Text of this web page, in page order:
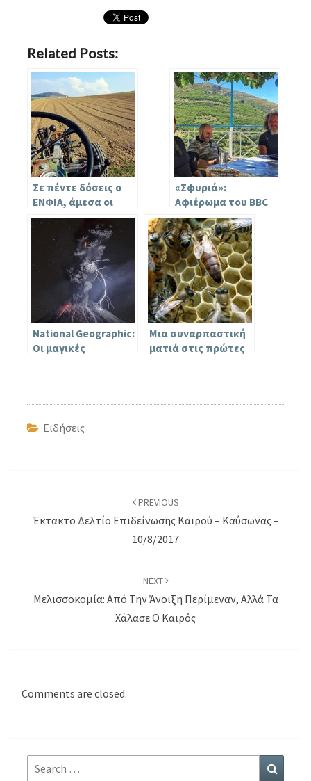
Related Posts:
Σε πέντε δόσεις ο
ΕΝΦΙΑ, άμεσα οι
επιστροφές φόρου
έως 10.000 ευρώ
«Σφυριά»:
Αφιέρωμα του BBC
στην ελληνική
σφυριχτή γλώσσα
που σβήνει στον
χρόνο
National Geographic:
Οι μαγικές
Μια συναρπαστική
ματιά στις πρώτες
Ειδήσεις
PREVIOUS
Έκτακτο Δελτίο Επιδείνωσης Καιρού – Καύσωνας –
10/8/2017
NEXT
Μελισσοκομία: Από Την Άνοιξη Περίμεναν, Αλλά Τα
Χάλασε Ο Καιρός
Comments are closed.
Search